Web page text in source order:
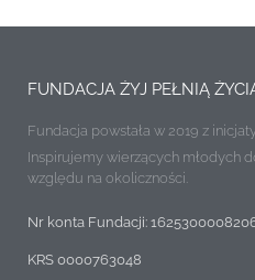
FUNDACJA ŻYJ PEŁNIĄ
Fundacja powstała w 2019 z
Inspirujemy wierzących młodych
względu na okoliczności.
Nr konta Fundacji:
KRS 0000763048